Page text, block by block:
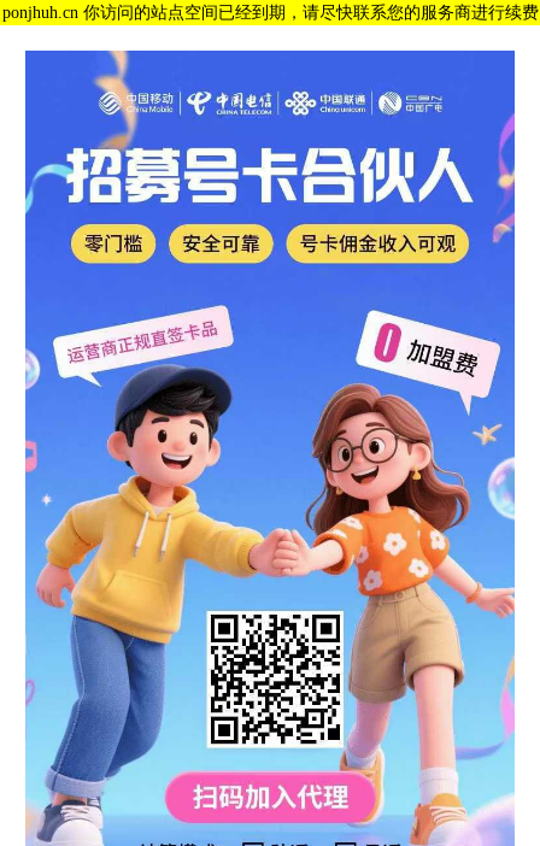
ponjhuh.cn 你访问的站点空间已经到期，请尽快联系您的服务商进行续费